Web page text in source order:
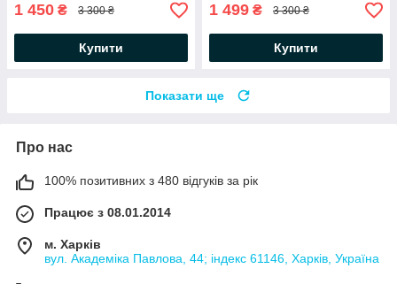
1 450 ₴ 3 300 ₴
Купити
1 499 ₴ 3 300 ₴
Купити
Показати ще
Про нас
100% позитивних з 480 відгуків за рік
Працює з 08.01.2014
м. Харків
вул. Академіка Павлова, 44; індекс 61146, Харків, Україна